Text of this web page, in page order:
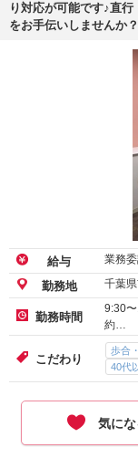
り対応が可能です♪直
をお手伝いしませんか？
給与 業務
勤務地 千葉
勤務時間
9:30〜
約…
こだわり
歩合
40代
気にな